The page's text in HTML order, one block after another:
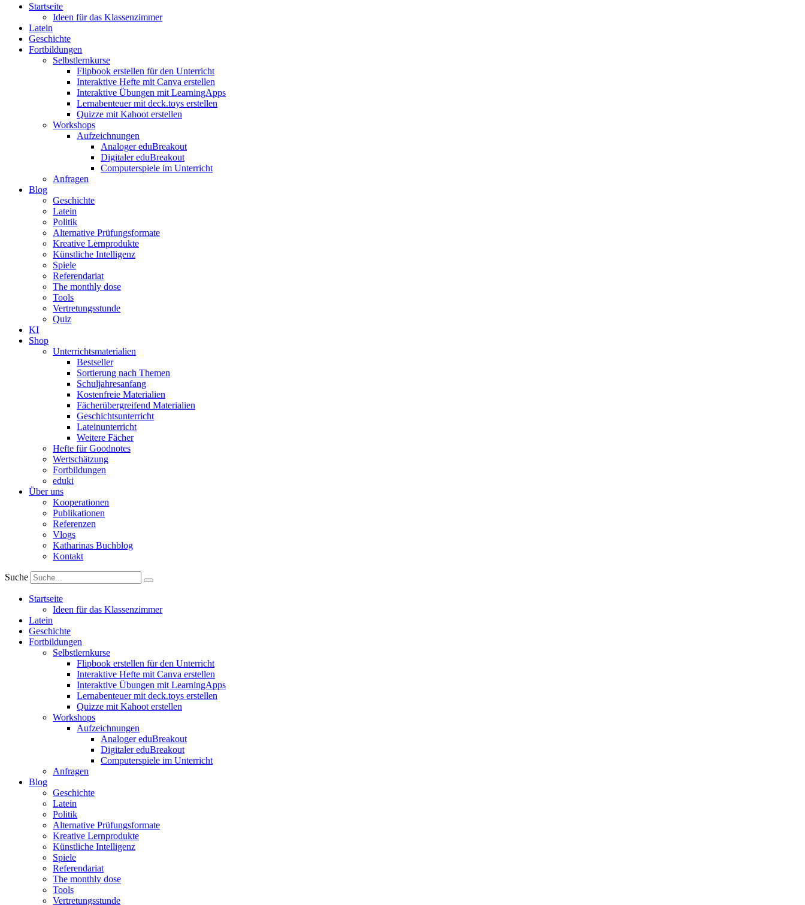
Startseite
Ideen für das Klassenzimmer
Latein
Geschichte
Fortbildungen
Selbstlernkurse
Flipbook erstellen für den Unterricht
Interaktive Hefte mit Canva erstellen
Interaktive Übungen mit LearningApps
Lernabenteuer mit deck.toys erstellen
Quizze mit Kahoot erstellen
Workshops
Aufzeichnungen
Analoger eduBreakout
Digitaler eduBreakout
Computerspiele im Unterricht
Anfragen
Blog
Geschichte
Latein
Politik
Alternative Prüfungsformate
Kreative Lernprodukte
Künstliche Intelligenz
Spiele
Referendariat
The monthly dose
Tools
Vertretungsstunde
Quiz
KI
Shop
Unterrichtsmaterialien
Bestseller
Sortierung nach Themen
Schuljahresanfang
Kostenfreie Materialien
Fächerübergreifend Materialien
Geschichtsunterricht
Lateinunterricht
Weitere Fächer
Hefte für Goodnotes
Wertschätzung
Fortbildungen
eduki
Über uns
Kooperationen
Publikationen
Referenzen
Vlogs
Katharinas Buchblog
Kontakt
Suche
Startseite
Ideen für das Klassenzimmer
Latein
Geschichte
Fortbildungen
Selbstlernkurse
Flipbook erstellen für den Unterricht
Interaktive Hefte mit Canva erstellen
Interaktive Übungen mit LearningApps
Lernabenteuer mit deck.toys erstellen
Quizze mit Kahoot erstellen
Workshops
Aufzeichnungen
Analoger eduBreakout
Digitaler eduBreakout
Computerspiele im Unterricht
Anfragen
Blog
Geschichte
Latein
Politik
Alternative Prüfungsformate
Kreative Lernprodukte
Künstliche Intelligenz
Spiele
Referendariat
The monthly dose
Tools
Vertretungsstunde